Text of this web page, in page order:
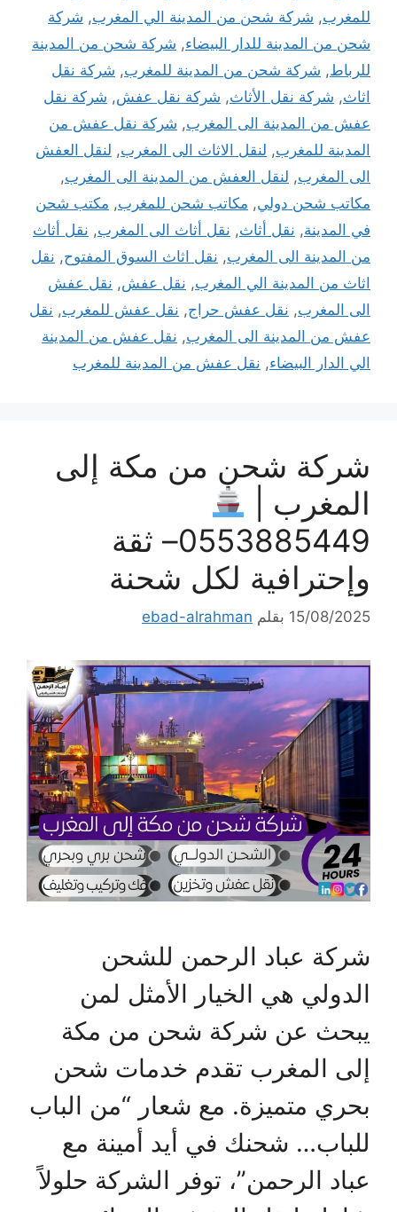
للمغرب, شركة شحن من المدينة الي المغرب, شركة
شحن من المدينة للدار البيضاء, شركة شحن من المدينة
للرباط, شركة شحن من المدينة للمغرب, شركة نقل
اثاث, شركة نقل الأثاث, شركة نقل عفش, شركة نقل
عفش من المدينة الى المغرب, شركة نقل عفش من
المدينة للمغرب, لنقل الاثاث الى المغرب, لنقل العفش
الى المغرب, لنقل العفش من المدينة الى المغرب,
مكاتب شحن دولي, مكاتب شحن للمغرب, مكتب شحن
في المدينة, نقل أثاث, نقل أثاث الى المغرب, نقل أثاث
من المدينة الى المغرب, نقل اثاث السوق المفتوح, نقل
اثاث من المدينة الي المغرب, نقل عفش, نقل عفش
الى المغرب, نقل عفش حراج, نقل عفش للمغرب, نقل
عفش من المدينة الى المغرب, نقل عفش من المدينة
الي الدار البيضاء, نقل عفش من المدينة للمغرب
شركة شحن من مكة إلى
المغرب |
0553885449– ثقة
وإحترافية لكل شحنة
15/08/2025 بقلم ebad-alrahman
شركة عباد الرحمن للشحن
الدولي هي الخيار الأمثل لمن
يبحث عن شركة شحن من مكة
إلى المغرب تقدم خدمات شحن
بحري متميزة. مع شعار “من الباب
للباب… شحنك في أيد أمينة مع
عباد الرحمن”، توفر الشركة حلولاً